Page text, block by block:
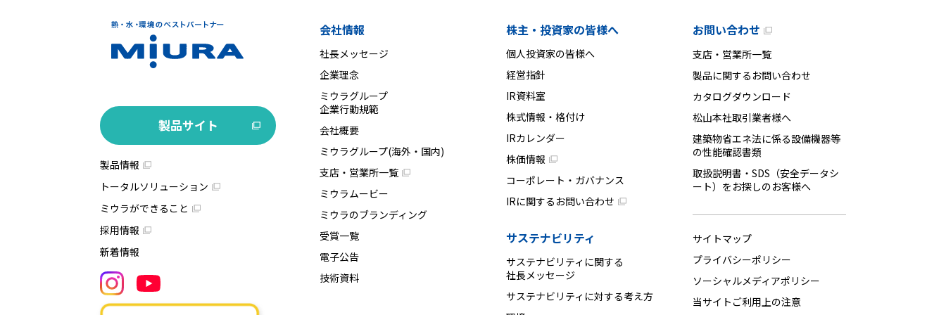
製品サイト
製品情報
トータルソリューション
ミウラができること
採用情報
新着情報
会社情報
社長メッセージ
企業理念
ミウラグループ
企業行動規範
会社概要
ミウラグループ(海外・国内)
支店・営業所一覧
ミウラムービー
ミウラのブランディング
受賞一覧
電子公告
技術資料
株主・投資家の皆様へ
個人投資家の皆様へ
経営指針
IR資料室
株式情報・格付け
IRカレンダー
株価情報
コーポレート・ガバナンス
IRに関するお問い合わせ
サステナビリティ
サステナビリティに関する
社長メッセージ
サステナビリティに対する考え方
お問い合わせ
支店・営業所一覧
製品に関するお問い合わせ
カタログダウンロード
松山本社取引業者様へ
建築物省エネ法に係る設備機器等
の性能確認書類
取扱説明書・SDS（安全データシ
ート）をお探しのお客様へ
サイトマップ
プライバシーポリシー
ソーシャルメディアポリシー
当サイトご利用上の注意